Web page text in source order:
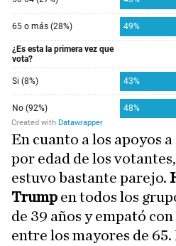
En cuanto a los apoyos
por edad de los
estuvo bastante parejo.
Trump en todos los
de 39 años y empató
entre los mayores de 65.